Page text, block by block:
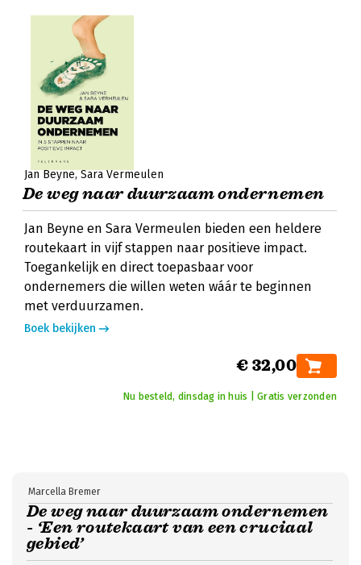
Jan Beyne Sara Vermeulen
De weg naar duurzaam ondernemen
Jan Beyne en Sara Vermeulen bieden een heldere
routekaart in vijf stappen naar positieve impact.
Toegankelijk en direct toepasbaar voor
ondernemers die willen weten wáár te beginnen
met verduurzamen.
Boek bekijken
€ 32,00
Nu besteld, dinsdag in huis | Gratis verzonden
De weg naar duurzaam ondernemen
- ‘Een routekaart van een cruciaal
gebied’
Marcella Bremer